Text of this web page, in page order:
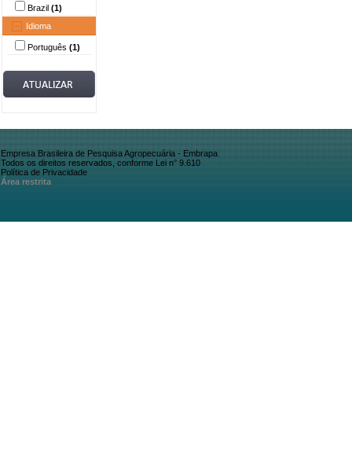
Brazil (1)
Idioma
Português (1)
Empresa Brasileira de Pesquisa Agropecuária - Embrapa
Todos os direitos reservados, conforme Lei n° 9.610
Política de Privacidade
Área restrita